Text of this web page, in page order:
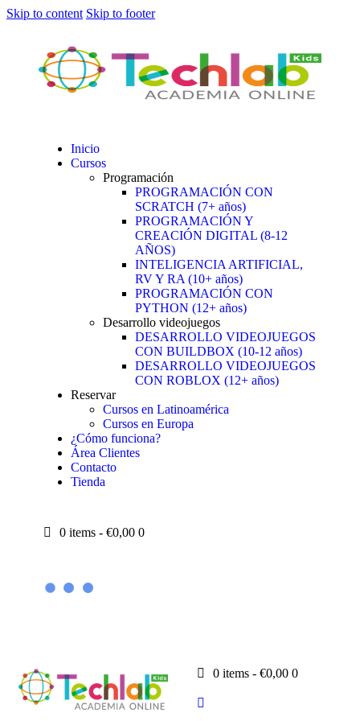
Skip to content Skip to footer
Inicio
Cursos
Programación
PROGRAMACIÓN CON
SCRATCH (7+ años)
PROGRAMACIÓN Y
CREACIÓN DIGITAL (8-12
AÑOS)
INTELIGENCIA ARTIFICIAL,
RV Y RA (10+ años)
PROGRAMACIÓN CON
PYTHON (12+ años)
Desarrollo videojuegos
DESARROLLO VIDEOJUEGOS
CON BUILDBOX (10-12 años)
DESARROLLO VIDEOJUEGOS
CON ROBLOX (12+ años)
Reservar
Cursos en Latinoamérica
Cursos en Europa
¿Cómo funciona?
Área Clientes
Contacto
Tienda
0 items - €0,00 0
0 items - €0,00 0